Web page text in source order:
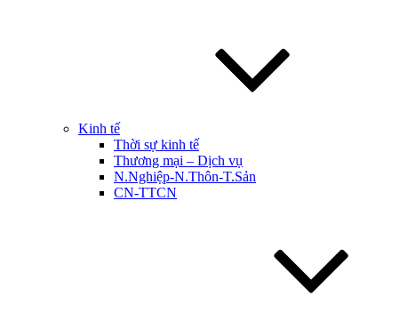
Kinh tế
Thời sự kinh tế
Thương mại – Dịch vụ
N.Nghiệp-N.Thôn-T.Sản
CN-TTCN